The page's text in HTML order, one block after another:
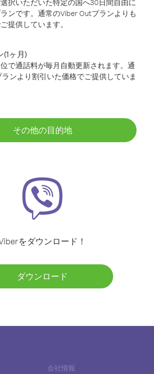
択いただいた特定の国へ30日間自由に
ンです。通常のViber Outプランよりも
提供しています。
(1ヶ月)
で通話料が毎月自動更新されます。通
ンより割引いた価格でご提供していま
その他の目的地
をダウンロード！
ダウンロード
会社情報